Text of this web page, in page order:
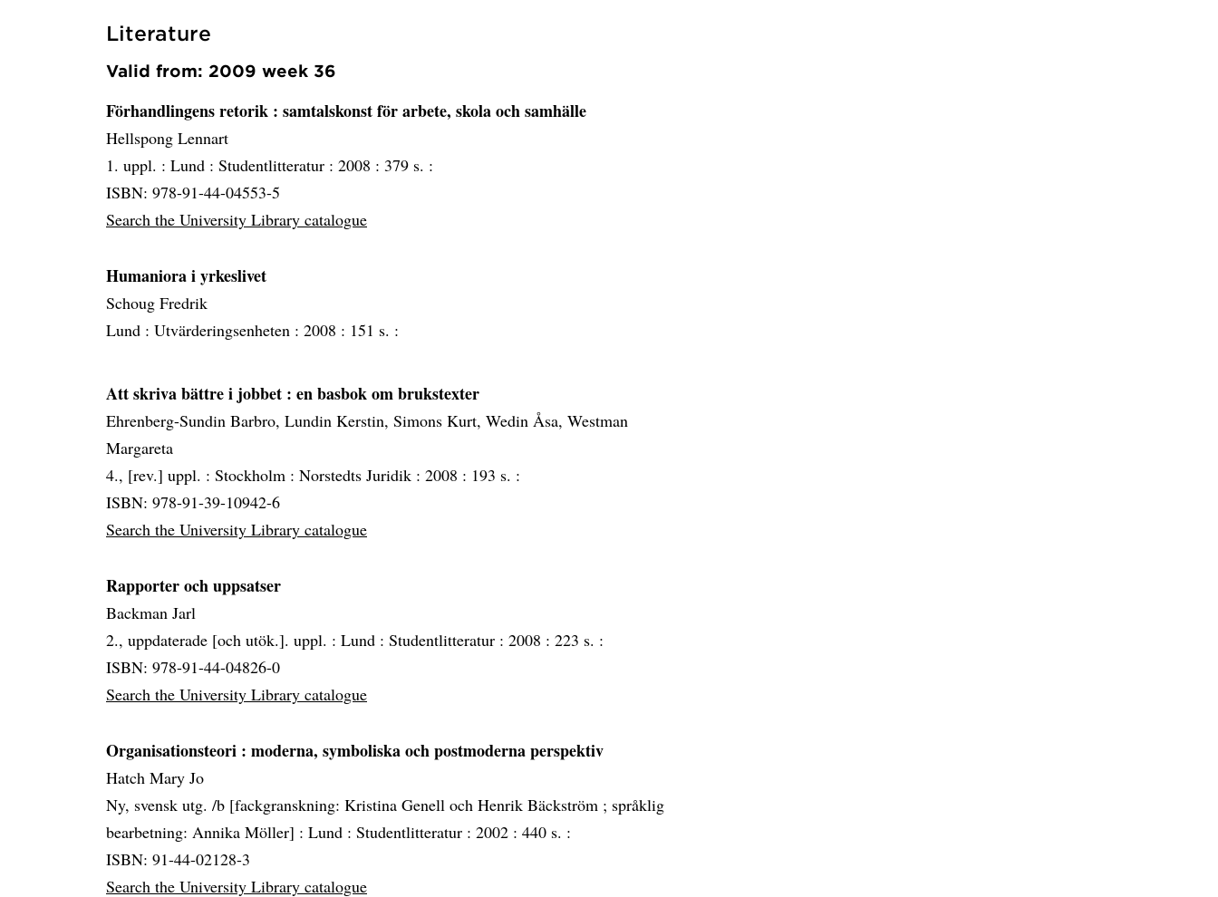
Literature
Valid from: 2009 week 36
Förhandlingens retorik : samtalskonst för arbete, skola och samhälle
Hellspong Lennart
1. uppl. : Lund : Studentlitteratur : 2008 : 379 s. :
ISBN: 978-91-44-04553-5
Search the University Library catalogue
Humaniora i yrkeslivet
Schoug Fredrik
Lund : Utvärderingsenheten : 2008 : 151 s. :
Att skriva bättre i jobbet : en basbok om brukstexter
Ehrenberg-Sundin Barbro, Lundin Kerstin, Simons Kurt, Wedin Åsa, Westman
Margareta
4., [rev.] uppl. : Stockholm : Norstedts Juridik : 2008 : 193 s. :
ISBN: 978-91-39-10942-6
Search the University Library catalogue
Rapporter och uppsatser
Backman Jarl
2., uppdaterade [och utök.]. uppl. : Lund : Studentlitteratur : 2008 : 223 s. :
ISBN: 978-91-44-04826-0
Search the University Library catalogue
Organisationsteori : moderna, symboliska och postmoderna perspektiv
Hatch Mary Jo
Ny, svensk utg. /b [fackgranskning: Kristina Genell och Henrik Bäckström ; språklig
bearbetning: Annika Möller] : Lund : Studentlitteratur : 2002 : 440 s. :
ISBN: 91-44-02128-3
Search the University Library catalogue